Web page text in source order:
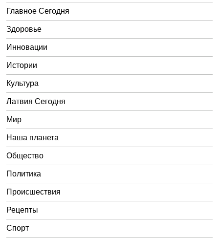
Главное Сегодня
Здоровье
Инновации
Истории
Культура
Латвия Сегодня
Мир
Наша планета
Общество
Политика
Происшествия
Рецепты
Спорт